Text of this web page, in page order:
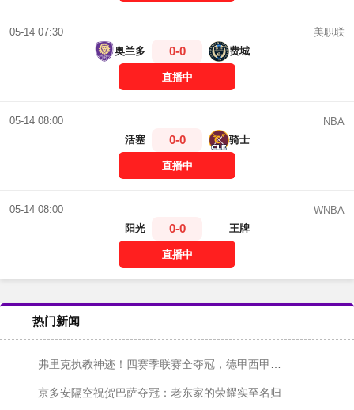
05-14 07:30
美职联
奥兰多
0-0 费城
直播中
05-14 08:00
NBA
活塞
0-0 骑士
直播中
05-14 08:00
WNBA
阳光
0-0 王牌
直播中
热门新闻
弗里克执教神迹！四赛季联赛全夺冠，德甲西甲各两冠
京多安隔空祝贺巴萨夺冠：老东家的荣耀实至名归